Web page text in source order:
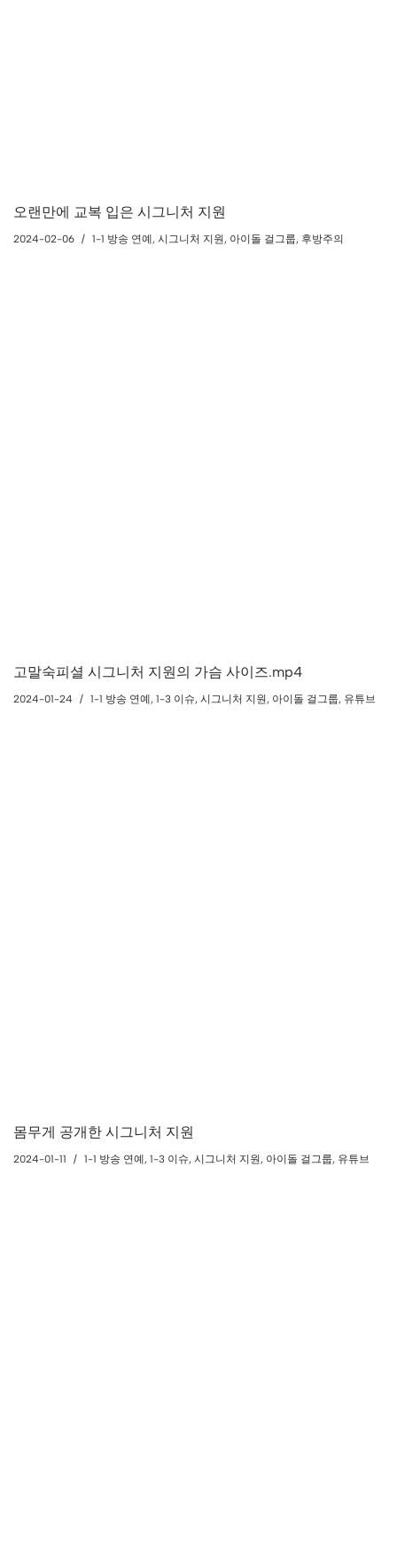
오랜만에 교복 입은 시그니처 지원
2024-02-06 1-1 방송 연예, 시그니처 지원, 아이돌 걸그룹, 후방주의
고말숙피셜 시그니처 지원의 가슴 사이즈.mp4
2024-01-24 1-1 방송 연예, 1-3 이슈, 시그니처 지원, 아이돌 걸그룹, 유튜브
몸무게 공개한 시그니처 지원
2024-01-11 1-1 방송 연예, 1-3 이슈, 시그니처 지원, 아이돌 걸그룹, 유튜브